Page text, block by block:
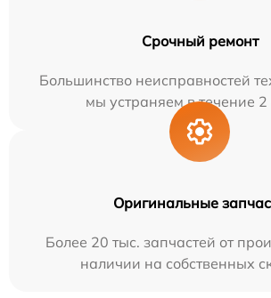
Срочный ремонт
Большинство неисправностей
мы устраняем в течение 2
Оригинальные
Более 20 тыс. запчастей от
наличии на собственных